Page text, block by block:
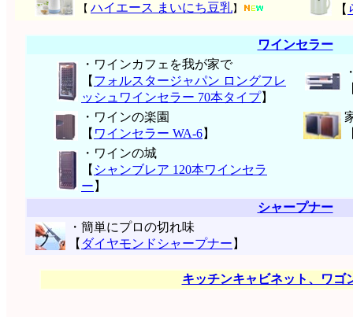
【 ハイエース まいにち豆乳】
【
ワインセラー
・ワインカフェを我が家で
【 フォルスタージャパン ロングフレ
ッシュワインセラー 70本タイプ】
・ワインの楽園
【 ワインセラー WA-6】
・ワインの城
【 シャンブレア 120本ワインセラ
ー 】
シャープナー
・簡単にプロの切れ味
【 ダイヤモンドシャープナー 】
キッチンキャビネット、ワゴ